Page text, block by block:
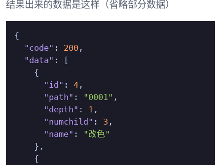
结果出来的数据是这样（省略部分数据）
{
"code" : 200 ,
"data" :
[
{
"id" : 4,
"path" : "0001" ,
"depth" : 1 ,
"numchild" : 3 ,
"name" :
"改色"
} ,
{